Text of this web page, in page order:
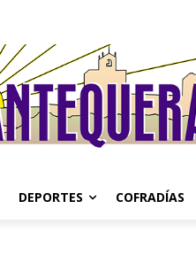
DEPORTES COFRADÍAS